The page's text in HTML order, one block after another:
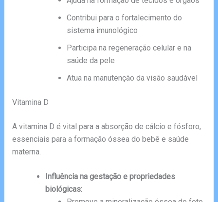
Contribui para o fortalecimento do
sistema imunológico
Participa na regeneração celular e na
saúde da pele
Atua na manutenção da visão saudável
Vitamina D
A vitamina D é vital para a absorção de cálcio e fósforo,
essenciais para a formação óssea do bebê e saúde
materna.
Influência na gestação e propriedades
biológicas: